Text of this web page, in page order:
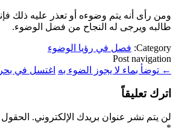
ومن رأى أنه يتم وضوءه أو تعذر عليه ذلك
طالبه ويرجى له النجاح من فضل الوضوء.
Category: فصل في رؤيا الوضوء
Post navigation
← توضأ بماء لا يجوز الضوء به اغتسل في بحر
اترك تعليقاً
لن يتم نشر عنوان بريدك الإلكتروني. الحقول
*